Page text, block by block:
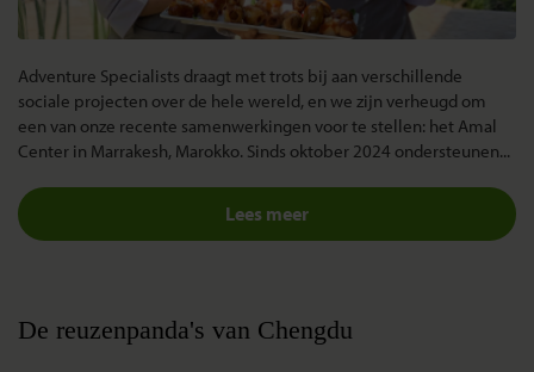
Adventure Specialists draagt met trots bij aan verschillende
sociale projecten over de hele wereld, en we zijn verheugd om
een van onze recente samenwerkingen voor te stellen: het Amal
Center in Marrakesh, Marokko. Sinds oktober 2024 ondersteunen...
Lees meer
De reuzenpanda's van Chengdu